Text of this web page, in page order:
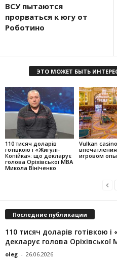
ВСУ пытаются
прорваться к югу от
Роботино
ЭТО МОЖЕТ БЫТЬ
110 тисяч доларів
готівкою і «Жигулі-
Копійка»: що декларує
голова Оріхівської МВА
Микола Вініченко
Vulkan
игровом
Последние публикации
110 тисяч доларів готівкою
декларує голова
oleg - 26.06.2026